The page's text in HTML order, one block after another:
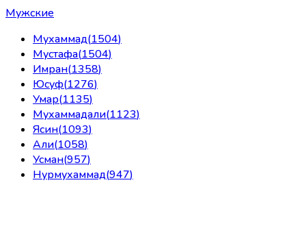
Мужские
Мухаммад(1504)
Мустафа(1504)
Имран(1358)
Юсуф(1276)
Умар(1135)
Мухаммадали(1123)
Ясин(1093)
Али(1058)
Усман(957)
Нурмухаммад(947)